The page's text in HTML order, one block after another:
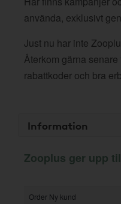
använda, exklusivt
Just nu har inte
Återkom gärna
rabattkoder och bra
Information
Zooplus ger upp
Order Ny kund